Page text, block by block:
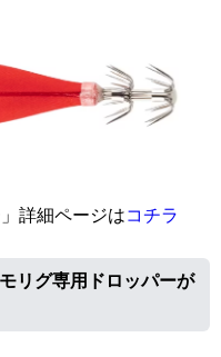
詳細ページはコチラ
リグ専用ドロッパーが